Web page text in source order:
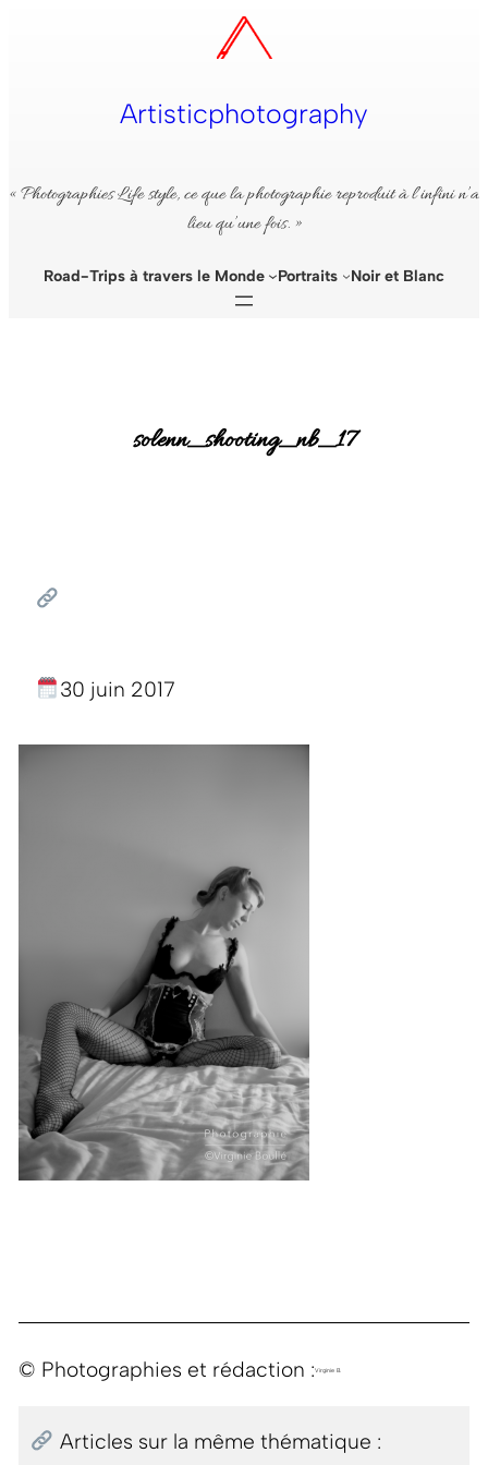
Artisticphotography
« Photographies Life style, ce que la photographie reproduit à l’infini n’a
lieu qu’une fois. »
Road-Trips à travers le Monde Portraits Noir et Blanc
solenn_shooting_nb_17
30 juin 2017
© Photographies et rédaction :Virginie B.
Articles sur la même thématique :